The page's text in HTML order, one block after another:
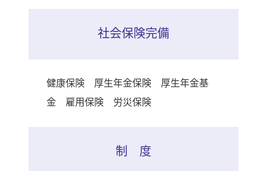
社会保険完備
健康保険 厚生年金保険 厚生年金基
金 雇用保険 労災保険
制 度